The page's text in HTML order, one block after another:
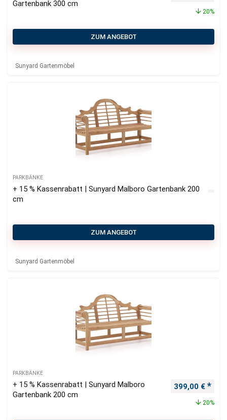
Gartenbank 300 cm
20%
ZUM ANGEBOT
Sunyard Gartenmöbel
PARKBÄNKE
+ 15 % Kassenrabatt | Sunyard Malboro Gartenbank 200
cm
ZUM ANGEBOT
Sunyard Gartenmöbel
PARKBÄNKE
+ 15 % Kassenrabatt | Sunyard Malboro
Gartenbank 200 cm
399,00 €
20%